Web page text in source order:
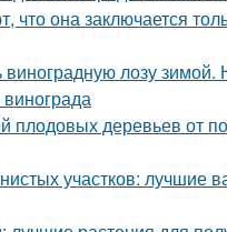
что она заключается
виноградную лозу
плодовых деревьев от
участков: лучшие